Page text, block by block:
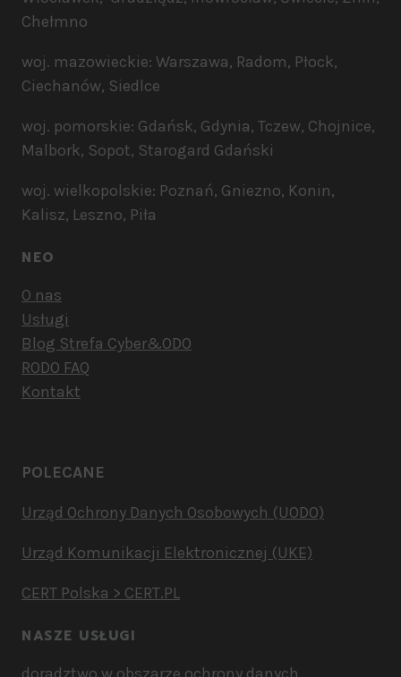
Chełmno
woj. mazowieckie: Warszawa, Radom, Płock,
Ciechanów, Siedlce
woj. pomorskie: Gdańsk, Gdynia, Tczew, Chojnice,
Malbork, Sopot, Starogard Gdański
woj. wielkopolskie: Poznań, Gniezno, Konin,
Kalisz, Leszno, Piła
NEO
O nas
Usługi
Blog Strefa Cyber&ODO
RODO FAQ
Kontakt
POLECANE
Urząd Ochrony Danych Osobowych (UODO)
Urząd Komunikacji Elektronicznej (UKE)
CERT Polska > CERT.PL
NASZE USŁUGI